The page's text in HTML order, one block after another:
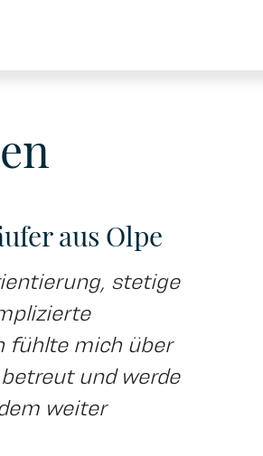
aus Olpe
stetige
fühlte mich über
und werde
weiter